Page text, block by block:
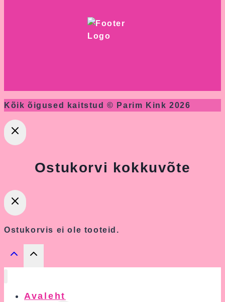
Kõik õigused kaitstud © Parim Kink 2026
Ostukorvi kokkuvõte
Ostukorvis ei ole tooteid.
Avaleht